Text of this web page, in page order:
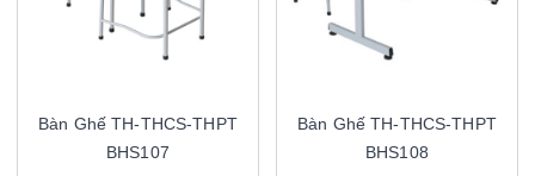
Bàn Ghế TH-THCS-THPT
BHS107
Bàn Ghế TH-THCS-THPT
BHS108